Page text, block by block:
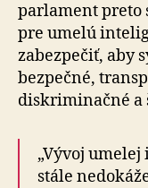
parlament preto
pre umelú
zabezpečiť, aby
bezpečné,
diskri­mi­načné a
„Vývoj
stále